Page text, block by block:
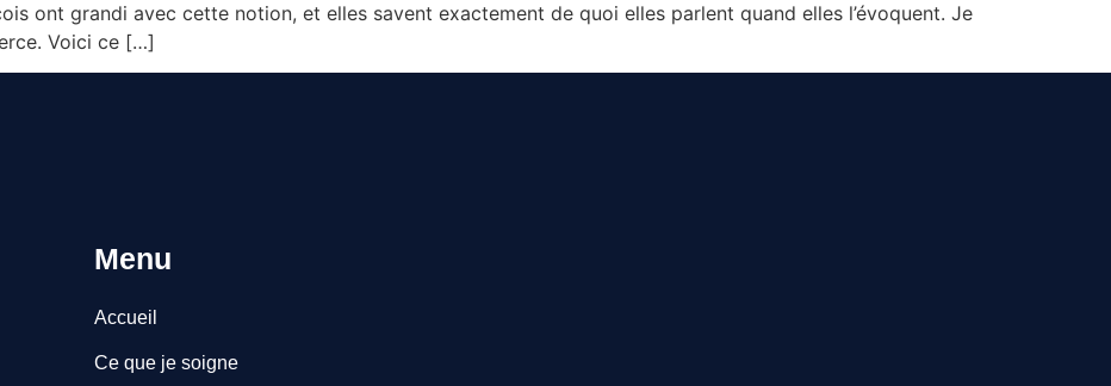
ont grandi avec cette notion, et elles savent exactement de quoi elles parlent quand elles l’évoquent. Je
Voici ce […]
Menu
Accueil
Ce que je soigne